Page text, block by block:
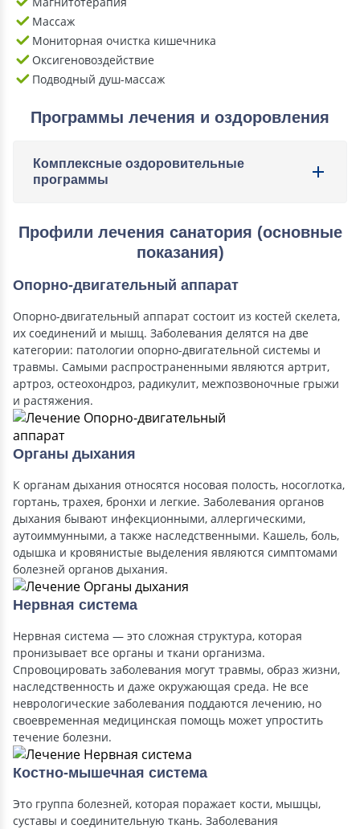
Массаж
Мониторная очистка кишечника
Оксигеновоздействие
Подводный душ-массаж
Программы лечения и оздоровления
Комплексные оздоровительные
программы
Профили лечения санатория (основные
показания)
Опорно-двигательный аппарат
Опорно-двигательный аппарат состоит из костей скелета,
их соединений и мышц. Заболевания делятся на две
категории: патологии опорно-двигательной системы и
травмы. Самыми распространенными являются артрит,
артроз, остеохондроз, радикулит, межпозвоночные грыжи
и растяжения.
Органы дыхания
К органам дыхания относятся носовая полость, носоглотка,
гортань, трахея, бронхи и легкие. Заболевания органов
дыхания бывают инфекционными, аллергическими,
аутоиммунными, а также наследственными. Кашель, боль,
одышка и кровянистые выделения являются симптомами
болезней органов дыхания.
Нервная система
Нервная система — это сложная структура, которая
пронизывает все органы и ткани организма.
Спровоцировать заболевания могут травмы, образ жизни,
наследственность и даже окружающая среда. Не все
неврологические заболевания поддаются лечению, но
своевременная медицинская помощь может упростить
течение болезни.
Костно-мышечная система
Это группа болезней, которая поражает кости, мышцы,
суставы и соединительную ткань. Заболевания